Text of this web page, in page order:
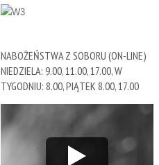
NABOŻEŃSTWA Z SOBORU (ON-LINE)
NIEDZIELA: 9.00, 11.00, 17.00, W
TYGODNIU: 8.00, PIĄTEK 8.00, 17.00